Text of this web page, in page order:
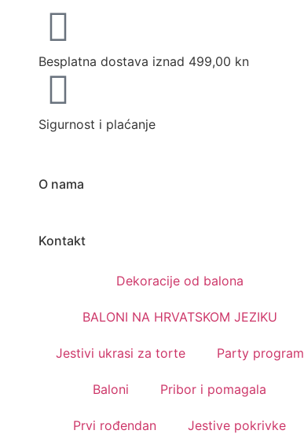
Besplatna dostava iznad 499,00 kn
Sigurnost i plaćanje
O nama
Kontakt
Dekoracije od balona
BALONI NA HRVATSKOM JEZIKU
Jestivi ukrasi za torte Party program
Baloni Pribor i pomagala
Prvi rođendan Jestive pokrivke